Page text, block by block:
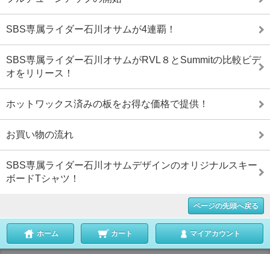
SBS専属ライダー石川オサムが4連覇！
SBS専属ライダー石川オサムがRVL８とSummitの比較ビデ
オをリリース！
ホットワックス済みの板をお得な価格で提供！
お買い物の流れ
SBS専属ライダー石川オサムデザインのオリジナルスキー
ボードTシャツ！
ページの先頭へ戻る
ホーム カート マイアカウント